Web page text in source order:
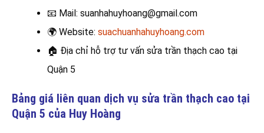
📧 Mail: suanhahuyhoang@gmail.com
🌍 Website: suachuanhahuyhoang.com
🏠 Địa chỉ hỗ trợ tư vấn sửa trần thạch cao tại
Quận 5
Bảng giá liên quan dịch vụ sửa trần thạch cao tại
Quận 5 của Huy Hoàng